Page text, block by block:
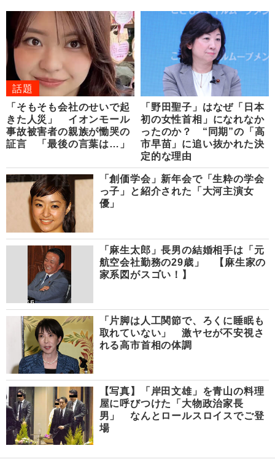
話題
「そもそも会社のせいで起
きた人災」 イオンモール
事故被害者の親族が慟哭の
証言 「最後の言葉は…」
「野田聖子」はなぜ「日本
初の女性首相」になれなか
ったのか？ “同期”の「高
市早苗」に追い抜かれた決
定的な理由
「創価学会」新年会で「生粋の学会
っ子」と紹介された「大河主演女
優」
「麻生太郎」長男の結婚相手は「元
航空会社勤務の29歳」 【麻生家の
家系図がスゴい！】
「片脚は人工関節で、ろくに睡眠も
取れていない」 激ヤセが不安視さ
れる高市首相の体調
【写真】「岸田文雄」を青山の料理
屋に呼びつけた「大物政治家長
男」 なんとロールスロイスでご登
場